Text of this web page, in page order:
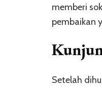
memberi
pembaikan
Setelah